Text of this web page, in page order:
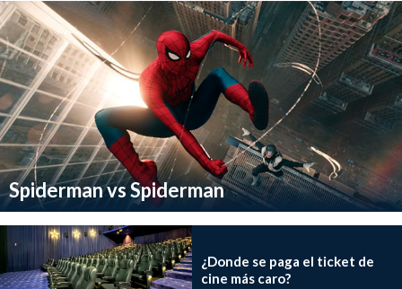
Spiderman vs Spiderman
¿Donde se paga el ticket de
cine más caro?